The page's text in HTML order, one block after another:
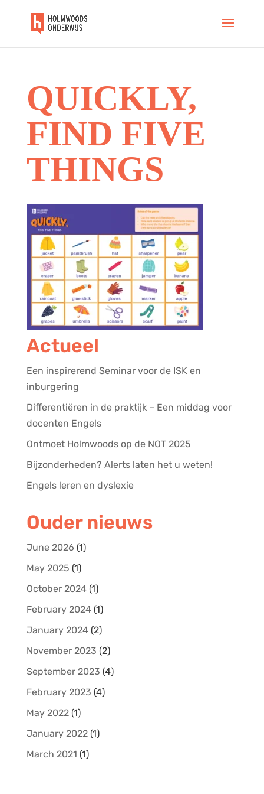
QUICKLY,
FIND FIVE
THINGS
Actueel
Een inspirerend Seminar voor de ISK en
inburgering
Differentiëren in de praktijk – Een middag voor
docenten Engels
Ontmoet Holmwoods op de NOT 2025
Bijzonderheden? Alerts laten het u weten!
Engels leren en dyslexie
Ouder nieuws
June 2026 (1)
May 2025 (1)
October 2024(1)
February 2024(1)
January 2024(2)
November 2023 (2)
September 2023 (4)
February 2023 (4)
May 2022(1)
January 2022(1)
March 2021 (1)